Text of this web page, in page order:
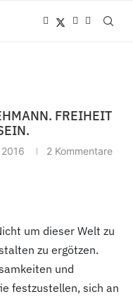
FREIHEIT
2 Kommentare
um dieser Welt zu
zu ergötzen.
und
festzustellen, sich an